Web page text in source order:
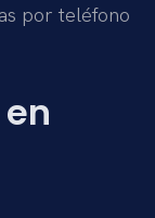
por teléfono